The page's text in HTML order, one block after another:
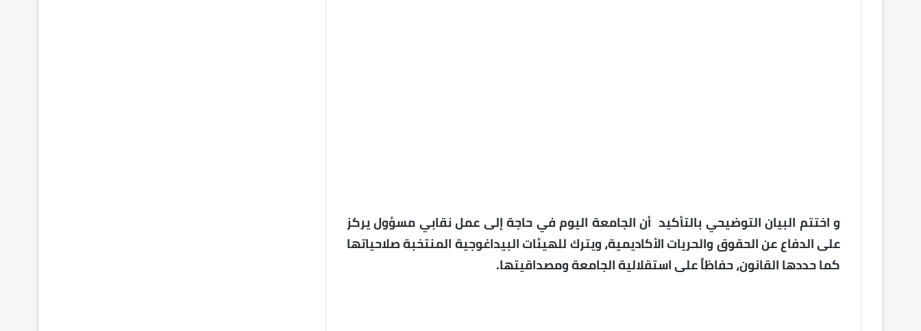
و اختتم البيان التوضيحي بالتأكيد أن الجامعة اليوم في حاجة إلى عمل نقابي مسؤول يركز
على الدفاع عن الحقوق والحريات الأكاديمية، ويترك للهيئات البيداغوجية المنتخبة صلاحياتها
كما حددها القانون، حفاظاً على استقلالية الجامعة ومصداقيتها.